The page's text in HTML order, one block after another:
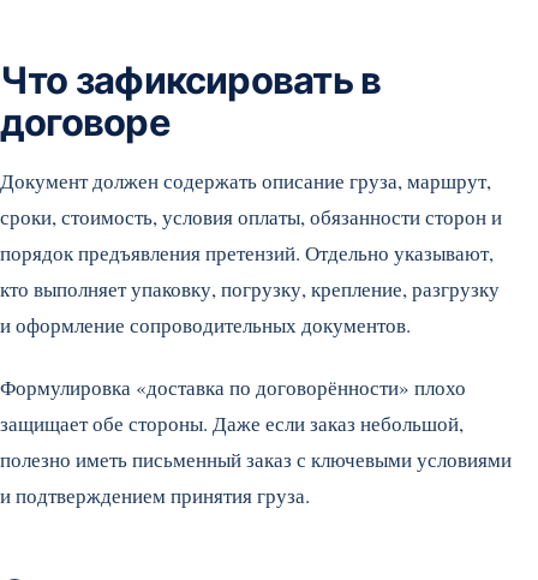
Что зафиксировать в
договоре
Документ должен содержать описание груза, маршрут,
сроки, стоимость, условия оплаты, обязанности сторон и
порядок предъявления претензий. Отдельно указывают,
кто выполняет упаковку, погрузку, крепление, разгрузку
и оформление сопроводительных документов.
Формулировка «доставка по договорённости» плохо
защищает обе стороны. Даже если заказ небольшой,
полезно иметь письменный заказ с ключевыми условиями
и подтверждением принятия груза.